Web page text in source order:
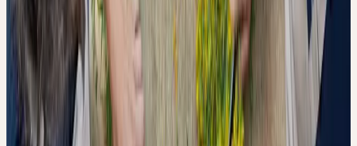
antioxidative Aktivität einer Frischpflanzentinktur um bis zu 44
% reduzieren — abhängig von der Pflanzenart.
Die Ursache liegt in der Enzymgruppe der Polyphenoloxidasen
(auch Tyrosinasen genannt): Sobald die Zellintegrität beim
Schneiden oder Mahlen zerstört wird, treten diese Enzyme aus den